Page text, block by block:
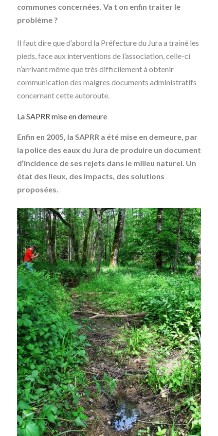
communes concernées. Va t on enfin traiter le
problème ?
Il faut dire que d’abord la Préfecture du Jura a trainé les
pieds, face aux interventions de l’association, celle-ci
n’arrivant même que très difficilement à obtenir
communication des maigres documents administratifs
concernant cette autoroute.
La SAPRR mise en demeure
Enfin en 2005, la SAPRR a été mise en demeure, par
la police des eaux du Jura de produire un document
d’incidence de ses rejets dans le milieu naturel. Un
état des lieux, des impacts, des solutions
proposées.